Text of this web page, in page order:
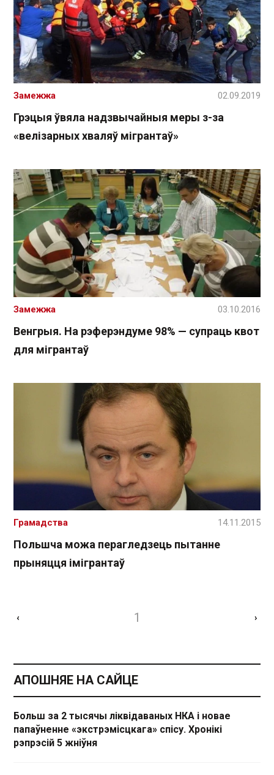
Грэцыя ўвяла надзвычайныя меры з-за
«велізарных хваляў мігрантаў»
Замежжа 02.09.2019
Венгрыя. На рэферэндуме 98% — супраць квот
для мігрантаў
Замежжа 03.10.2016
Польшча можа перагледзець пытанне
прыняцця імігрантаў
Грамадства 14.11.2015
‹ 1 ›
АПОШНЯЕ НА САЙЦЕ
Больш за 2 тысячы ліквідаваных НКА і новае
папаўненне «экстрэмісцкага» спісу. Хронікі
рэпрэсій 5 жніўня